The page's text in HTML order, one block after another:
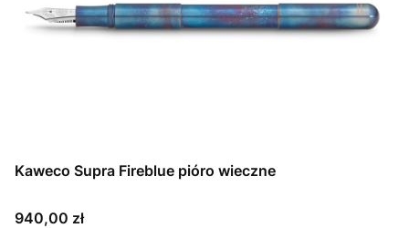
Kaweco Supra Fireblue pióro wieczne
Cena
940,00 zł